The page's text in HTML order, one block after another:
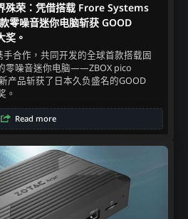
殊荣：凭借搭载 Frore Systems
零噪音迷你电脑斩获 GOOD
奖。​
手合作，共同开发的全球首款搭载固
零噪音迷你电脑——ZBOX pico
产品斩获了日本久负盛名的GOOD
。​
Read more